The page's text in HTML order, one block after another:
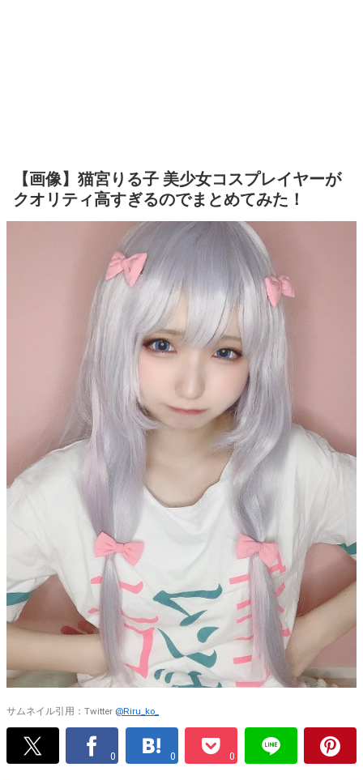
【画像】猫宮りる子 美少女コスプレイヤーが
クオリティ高すぎるのでまとめてみた！
サムネイル引用：Twitter @Riru_ko_
0 0 0